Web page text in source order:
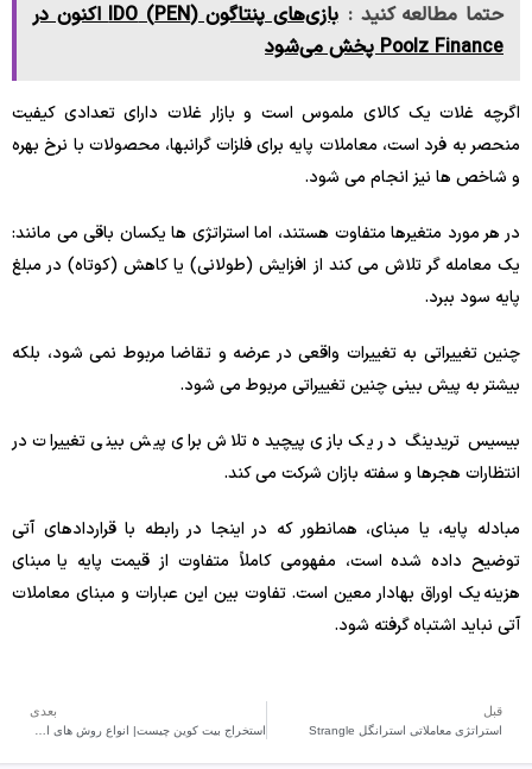
حتما مطالعه کنید :
بازی‌های پنتاگون (PEN) IDO اکنون در
Poolz Finance پخش می‌شود
اگرچه غلات یک کالای ملموس است و بازار غلات دارای تعدادی کیفیت
منحصر به فرد است، معاملات پایه برای فلزات گرانبها، محصولات با نرخ بهره
و شاخص ها نیز انجام می شود.
در هر مورد متغیرها متفاوت هستند، اما استراتژی ها یکسان باقی می مانند:
یک معامله گر تلاش می کند از افزایش (طولانی) یا کاهش (کوتاه) در مبلغ
پایه سود ببرد.
چنین تغییراتی به تغییرات واقعی در عرضه و تقاضا مربوط نمی شود، بلکه
بیشتر به پیش بینی چنین تغییراتی مربوط می شود.
بیسیس تریدینگ در یک بازی پیچیده تلاش برای پیش بینی تغییرات در
انتظارات هجرها و سفته بازان شرکت می کند.
مبادله پایه، یا مبنای، همانطور که در اینجا در رابطه با قراردادهای آتی
توضیح داده شده است، مفهومی کاملاً متفاوت از قیمت پایه یا مبنای
هزینه یک اوراق بهادار معین است. تفاوت بین این عبارات و مبنای معاملات
آتی نباید اشتباه گرفته شود.
قبل
استراتژی معاملاتی استرانگل Strangle
بعدی
استخراج بيت كوين چیست| انواع روش هاى استخراج بيت كوين